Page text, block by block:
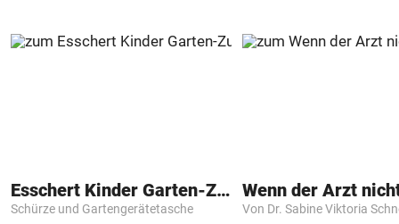
Esschert Kinder Garten-Zubehör
Schürze und Gartengerätetasche Von Dr. Sabine Viktoria